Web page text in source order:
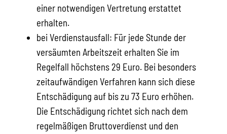
einer notwendigen Vertretung erstattet
erhalten.
bei Verdienstausfall: Für jede Stunde der
versäumten Arbeitszeit erhalten Sie im
Regelfall höchstens 29 Euro. Bei besonders
zeitaufwändigen Verfahren kann sich diese
Entschädigung auf bis zu 73 Euro erhöhen.
Die Entschädigung richtet sich nach dem
regelmäßigen Bruttoverdienst und den